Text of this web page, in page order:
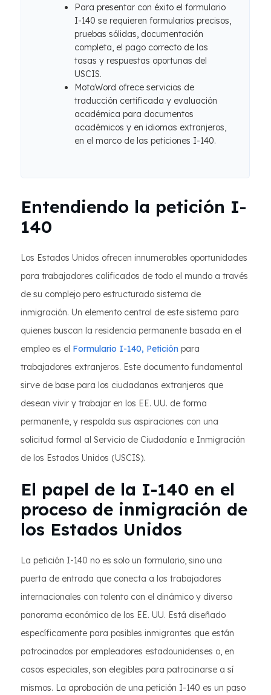
Para presentar con éxito el formulario
I-140 se requieren formularios precisos,
pruebas sólidas, documentación
completa, el pago correcto de las
tasas y respuestas oportunas del
USCIS.
MotaWord ofrece servicios de
traducción certificada y evaluación
académica para documentos
académicos y en idiomas extranjeros,
en el marco de las peticiones I-140.
Entendiendo la petición I-
140
Los Estados Unidos ofrecen innumerables oportunidades
para trabajadores calificados de todo el mundo a través
de su complejo pero estructurado sistema de
inmigración. Un elemento central de este sistema para
quienes buscan la residencia permanente basada en el
empleo es el Formulario I-140, Petición para
trabajadores extranjeros. Este documento fundamental
sirve de base para los ciudadanos extranjeros que
desean vivir y trabajar en los EE. UU. de forma
permanente, y respalda sus aspiraciones con una
solicitud formal al Servicio de Ciudadanía e Inmigración
de los Estados Unidos (USCIS).
El papel de la I-140 en el
proceso de inmigración de
los Estados Unidos
La petición I-140 no es solo un formulario, sino una
puerta de entrada que conecta a los trabajadores
internacionales con talento con el dinámico y diverso
panorama económico de los EE. UU. Está diseñado
específicamente para posibles inmigrantes que están
patrocinados por empleadores estadounidenses o, en
casos especiales, son elegibles para patrocinarse a sí
mismos. La aprobación de una petición I-140 es un paso